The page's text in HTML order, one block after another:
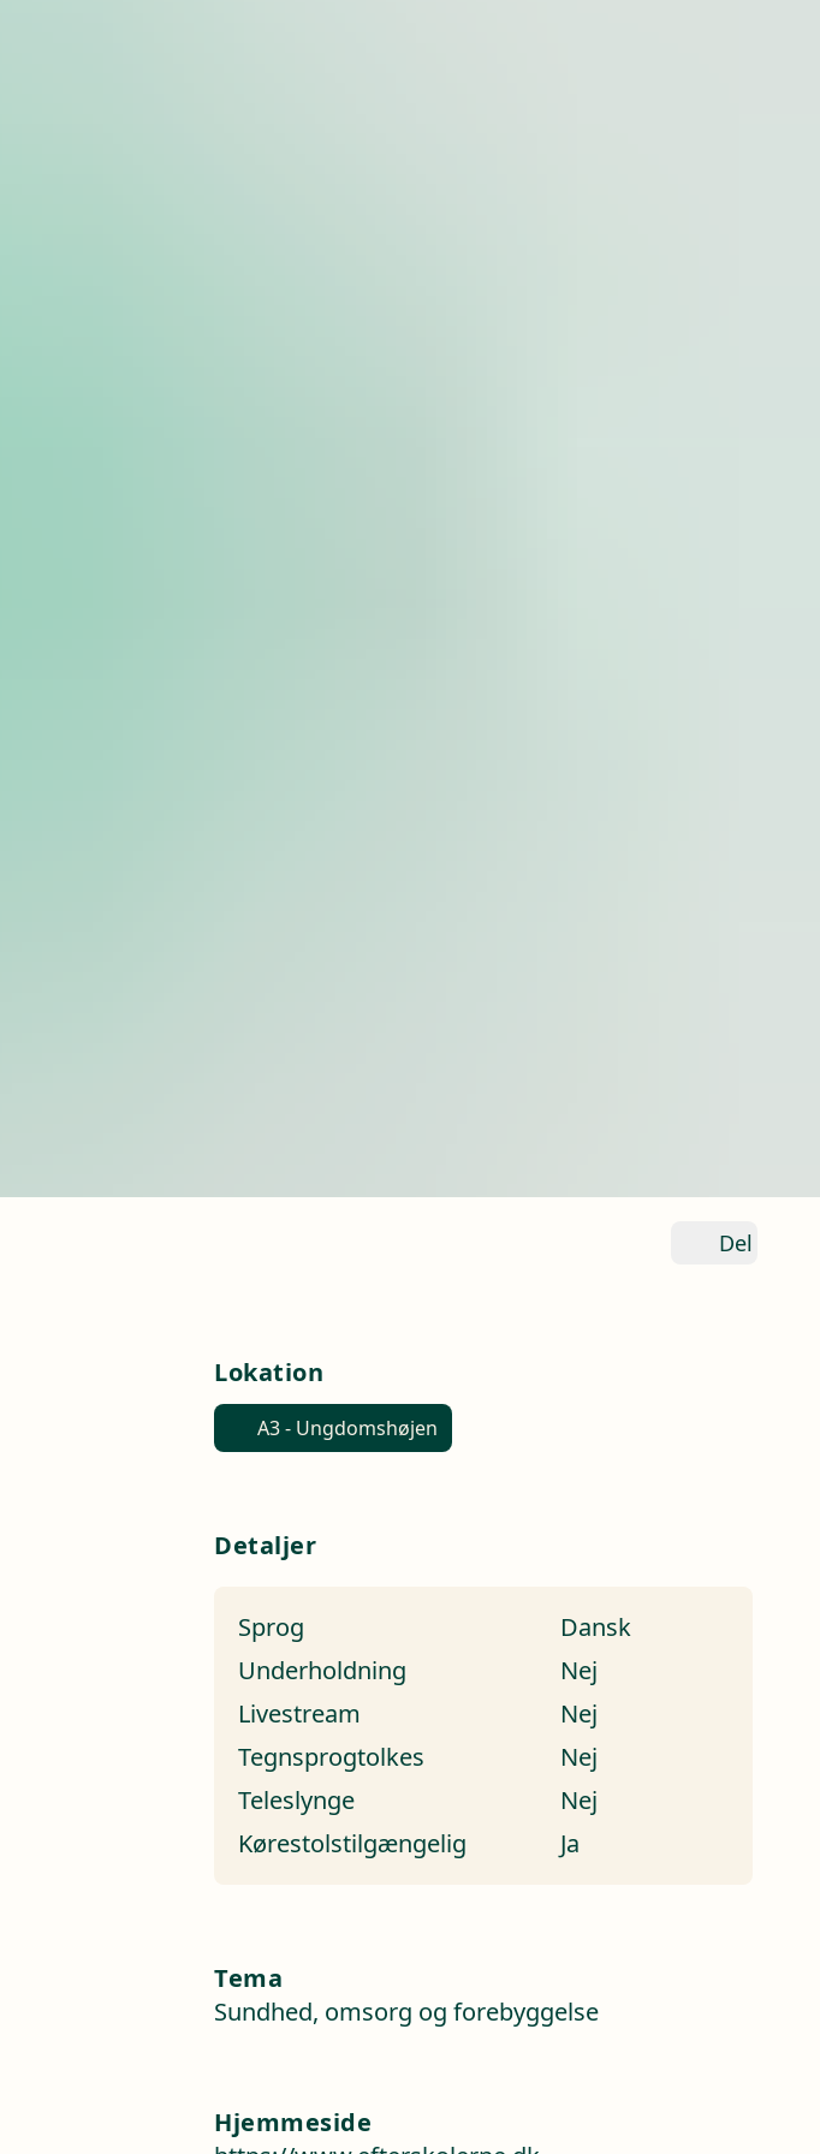
Del
Lokation
A3 - Ungdomshøjen
Detaljer
Sprog
Dansk
Underholdning
Nej
Livestream
Nej
Tegnsprogtolkes
Nej
Teleslynge
Nej
Kørestolstilgængelig
Ja
Tema
Sundhed, omsorg og forebyggelse
Hjemmeside